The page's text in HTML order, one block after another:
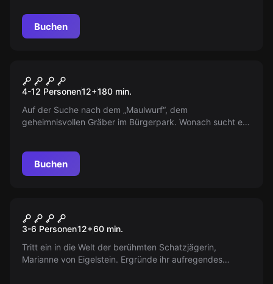
Buchen
Aufgewühlt - Das Geheimnis
des Maulwurfs
4-12 Personen12+180 min.
Auf der Suche nach dem „Maulwurf“, dem
geheimnisvollen Gräber im Bürgerpark. Wonach sucht er?
Buchen
Geschichten einer
Schatzjägerin
3-6 Personen12+60 min.
Tritt ein in die Welt der berühmten Schatzjägerin,
Marianne von Eigelstein. Ergründe ihr aufregendes